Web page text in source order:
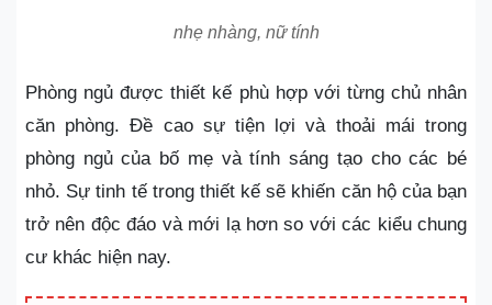
nhẹ nhàng, nữ tính
Phòng ngủ được thiết kế phù hợp với từng chủ nhân
căn phòng. Đề cao sự tiện lợi và thoải mái trong
phòng ngủ của bố mẹ và tính sáng tạo cho các bé
nhỏ. Sự tinh tế trong thiết kế sẽ khiến căn hộ của bạn
trở nên độc đáo và mới lạ hơn so với các kiểu chung
cư khác hiện nay.